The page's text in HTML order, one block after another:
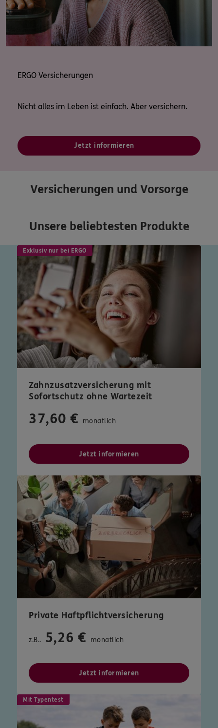
ERGO Versicherungen
Nicht alles im Leben ist einfach. Aber versichern.
Jetzt informieren
Versicherungen und Vorsorge
Unsere beliebtesten Produkte
Exklusiv nur bei ERGO
Zahnzusatzversicherung mit
Sofortschutz ohne Wartezeit
37,60 € monatlich
Jetzt informieren
Private Haftpflichtversicherung
z.B.. 5,26 € monatlich
Jetzt informieren
Mit Typentest